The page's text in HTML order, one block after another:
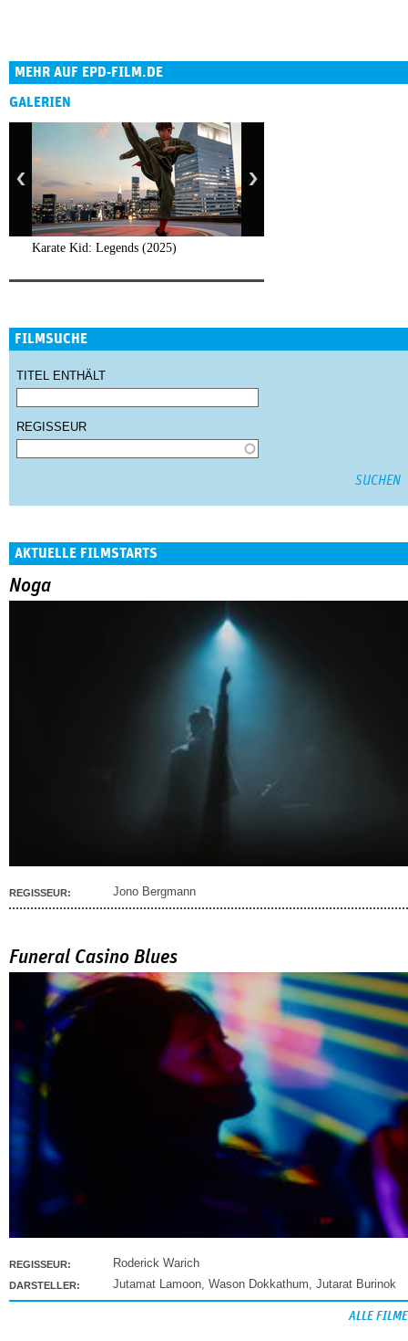
MEHR AUF EPD-FILM.DE
GALERIEN
Karate Kid: Legends (2025)
FILMSUCHE
TITEL ENTHÄLT
REGISSEUR
AKTUELLE FILMSTARTS
Noga
REGISSEUR: Jono Bergmann
Funeral Casino Blues
REGISSEUR: Roderick Warich
DARSTELLER: Jutamat Lamoon, Wason Dokkathum, Jutarat Burinok
ALLE FILME